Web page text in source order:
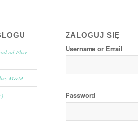
od Plisy
M&M
ZALOGUJ SIĘ
Username or Email
Password